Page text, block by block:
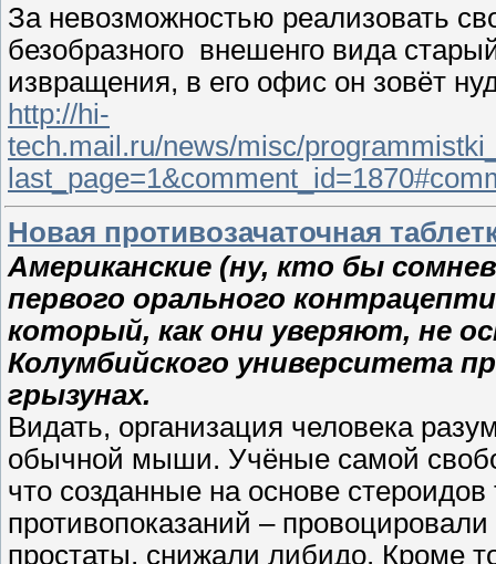
За невозможностью реализовать
безобразного внешенго вида
извращения, в его офис он зовёт
http://hi-
tech.mail.ru/news/misc/
Новая противозачаточная
Американские (ну, кто бы
первого орального
который, как они уверяют, не
Колумбийского университета
грызунах.
Видать, организация человека
обычной мыши. Учёные самой
что созданные на основе
противопоказаний –
простаты, снижали либидо. Кроме